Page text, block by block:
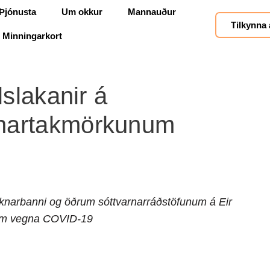
Um okkur Mannauður
Minningarkort
Tilkynna
á
og öðrum sóttvarnarráðstöfunum á Eir
vegna COVID-19